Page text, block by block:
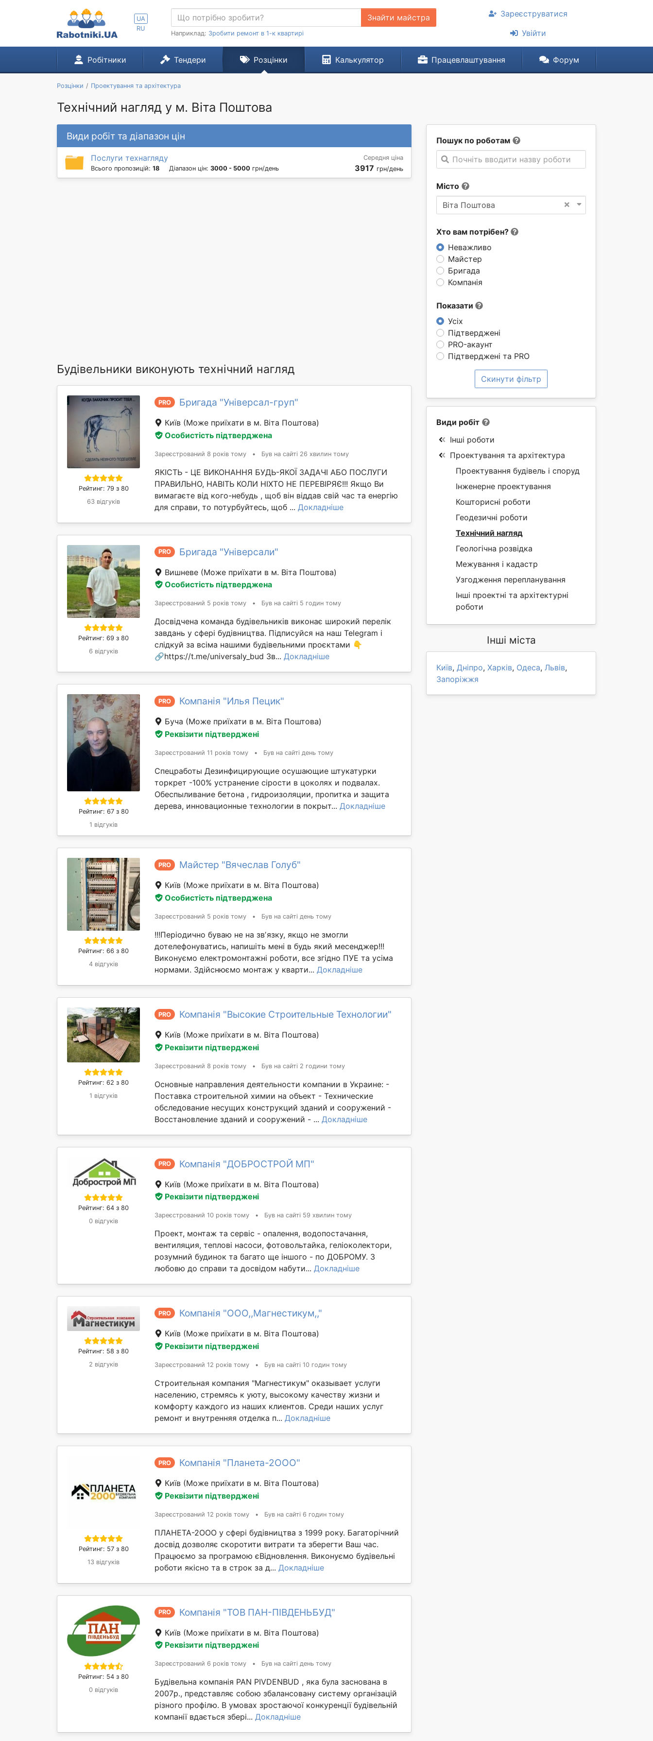
UA
RU
Знайти майстра
Наприклад: Зробити ремонт в 1-к квартирі
Зареєструватися
Увійти
Робітники Тендери Розцінки Калькулятор Працевлаштування Форум
Розцінки Проектування та архітектура
Технічний нагляд у м. Віта Поштова
Пошук по роботам
Почніть вводити назву роботи
Місто
×
Віта Поштова
Хто вам потрібен?
Неважливо
Майстер
Бригада
Компанія
Показати
Усіх
Підтверджені
PRO-акаунт
Підтверджені та PRO
Скинути фільтр
Види робіт та діапазон цін
Послуги технагляду
Всього пропозицій: 18 Діапазон цін: 3000 - 5000 грн/день
Середня ціна
3917 грн/день
Будівельники виконують технічний нагляд
Рейтинг: 79 з 80
63 відгуків
PRO Бригада "Універсал-груп"
Київ (Може приїхати в м. Віта Поштова)
Особистість підтверджена
Зареєстрований 8 років тому • Був на сайті 26 хвилин тому
ЯКІСТЬ - ЦЕ ВИКОНАННЯ БУДЬ-ЯКОЇ ЗАДАЧІ АБО ПОСЛУГИ
ПРАВИЛЬНО, НАВІТЬ КОЛИ НІХТО НЕ ПЕРЕВІРЯЄ!!! Якщо Ви
вимагаєте від кого-небудь , щоб він віддав свій час та енергію
для справи, то потурбуйтесь, щоб ... Докладніше
Рейтинг: 69 з 80
6 відгуків
PRO Бригада "Універсали"
Вишневе (Може приїхати в м. Віта Поштова)
Особистість підтверджена
Зареєстрований 5 років тому • Був на сайті 5 годин тому
Досвідчена команда будівельників виконає широкий перелік
завдань у сфері будівництва. Підписуйся на наш Telegram і
слідкуй за всіма нашими будівельними проєктами 👇
🔗https://t.me/universaly_bud Зв... Докладніше
Рейтинг: 67 з 80
1 відгуків
PRO Компанія "Илья Пецик"
Буча (Може приїхати в м. Віта Поштова)
Реквізити підтверджені
Зареєстрований 11 років тому • Був на сайті день тому
Спецработы Дезинфицирующие осушающие штукатурки
торкрет -100% устранение сірости в цоколях и подвалах.
Обеспыливание бетона , гидроизоляции, пропитка и защита
дерева, инновационные технологии в покрыт... Докладніше
Рейтинг: 66 з 80
4 відгуків
PRO Майстер "Вячеслав Голуб"
Київ (Може приїхати в м. Віта Поштова)
Особистість підтверджена
Зареєстрований 5 років тому • Був на сайті день тому
!!!Періодично буваю не на звʼязку, якщо не змогли
дотелефонуватись, напишіть мені в будь який месенджер!!!
Виконуємо електромонтажні роботи, все згідно ПУЕ та усіма
нормами. Здійснюємо монтаж у кварти... Докладніше
Рейтинг: 62 з 80
1 відгуків
PRO Компанія "Высокие Строительные Технологии"
Київ (Може приїхати в м. Віта Поштова)
Реквізити підтверджені
Зареєстрований 8 років тому • Був на сайті 2 години тому
Основные направления деятельности компании в Украине: -
Поставка строительной химии на объект - Технические
обследование несущих конструкций зданий и сооружений -
Восстановление зданий и сооружений - ... Докладніше
Рейтинг: 64 з 80
0 відгуків
PRO Компанія "ДОБРОСТРОЙ МП"
Київ (Може приїхати в м. Віта Поштова)
Реквізити підтверджені
Зареєстрований 10 років тому • Був на сайті 59 хвилин тому
Проект, монтаж та сервіс - опалення, водопостачання,
вентиляция, теплові насоси, фотовольтайка, геліоколектори,
розумний будинок та багато ще іншого - по ДОБРОМУ. З
любовю до справи та досвідом набути... Докладніше
Рейтинг: 58 з 80
2 відгуків
PRO Компанія "ООО,,Магнестикум,,"
Київ (Може приїхати в м. Віта Поштова)
Реквізити підтверджені
Зареєстрований 12 років тому • Був на сайті 10 годин тому
Строительная компания "Магнестикум" оказывает услуги
населению, стремясь к уюту, высокому качеству жизни и
комфорту каждого из наших клиентов. Среди наших услуг
ремонт и внутренняя отделка п... Докладніше
Рейтинг: 57 з 80
13 відгуків
PRO Компанія "Планета-2ООО"
Київ (Може приїхати в м. Віта Поштова)
Реквізити підтверджені
Зареєстрований 12 років тому • Був на сайті 6 годин тому
ПЛАНЕТА-2ООО у сфері будівництва з 1999 року. Багаторічний
досвід дозволяє скоротити витрати та зберегти Ваш час.
Працюємо за програмою єВідновлення. Виконуємо будівельні
роботи якісно та в строк за д... Докладніше
Рейтинг: 54 з 80
0 відгуків
PRO Компанія "ТОВ ПАН-ПІВДЕНЬБУД"
Київ (Може приїхати в м. Віта Поштова)
Реквізити підтверджені
Зареєстрований 6 років тому • Був на сайті день тому
Будівельна компанія PAN PIVDENBUD , яка була заснована в
2007р., представляє собою збалансовану систему організацій
різного профілю. В умовах зростаючої конкуренції будівельній
компанії вдається збері... Докладніше
Види робіт
Інші роботи
Проектування та архітектура
Проектування будівель і споруд
Інженерне проектування
Кошторисні роботи
Геодезичні роботи
Технічний нагляд
Геологічна розвідка
Межування і кадастр
Узгодження перепланування
Інші проектні та архітектурні
роботи
Інші міста
Київ, Дніпро, Харків, Одеса, Львів,
Запоріжжя